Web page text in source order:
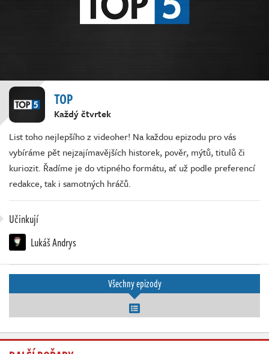
TOP
Každý čtvrtek
List toho nejlepšího z videoher! Na každou epizodu pro vás
vybíráme pět nejzajímavějších historek, pověr, mýtů, titulů či
kuriozit. Řadíme je do vtipného formátu, ať už podle preferencí
redakce, tak i samotných hráčů.
Učinkují
Lukáš Andrys
Všechny epizody